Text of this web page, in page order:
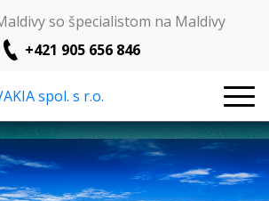
so špecialistom na Maldivy
+421 905 656 846